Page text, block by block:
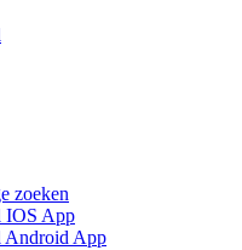
zoeken
IOS App
Android App